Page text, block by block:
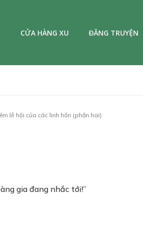
CỬA HÀNG XU ĐĂNG TRUYỆN
lễ hội của các linh hồn (phần hai)
gia đang nhắc tới!”